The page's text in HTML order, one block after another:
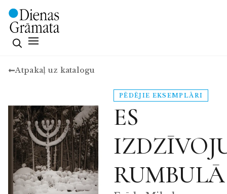
Atpakaļ uz katalogu
PĒDĒJIE EKSEMPLĀRI
ES
RUMBULĀ